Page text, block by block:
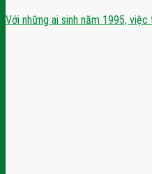
Với những ai sinh năm 1995,